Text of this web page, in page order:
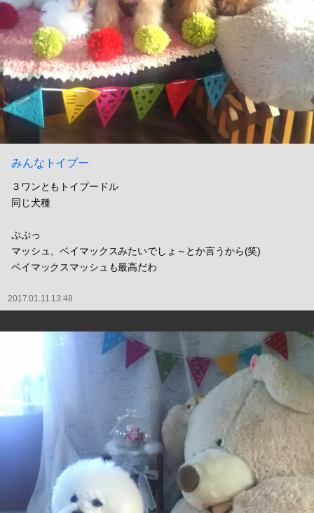
みんなトイプー
３ワンともトイプードル
同じ犬種
ぷぷっ
マッシュ、ベイマックスみたいでしょ～とか言うから(笑)
ベイマックスマッシュも最高だわ
2017.01.11 13:48